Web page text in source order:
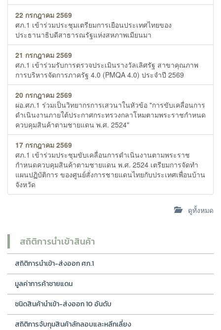
22 กรกฎาคม 2569
ศภ.1 เข้าร่วมประชุมเตรียมการเยือนประเทศไทยของ
ประธานาธิบดีสาธารณรัฐแห่งสหภาพเมียนมา
21 กรกฎาคม 2569
ศภ.1 เข้าร่วมรับการตรวจประเมินรางวัลเลิศรัฐ สาขาคุณภาพ
การบริหารจัดการภาครัฐ 4.0 (PMQA 4.0) ประจำปี 2569
20 กรกฎาคม 2569
ผอ.ศภ.1 ร่วมเป็นวิทยากรการเสวนาในหัวข้อ "การขับเคลื่อนการ
ดำเนินงานภายใต้ประกาศกระทรวงกลาโหมตามพระราชกำหนด
ควบคุมสินค้าตามชายแดน พ.ศ. 2524"
17 กรกฎาคม 2569
ศภ.1 เข้าร่วมประชุมขับเคลื่อนการดำเนินงานตามพระราช
กำหนดควบคุมสินค้าตามชายแดน พ.ศ. 2524 เตรียมการจัดทำ
แผนปฏิบัติการ ของศูนย์สั่งการชายแดนไทยกับประเทศเพื่อนบ้าน
จังหวัด
ดูทั้งหมด
สถิติการนำเข้าสินค้า
สถิติการนำเข้า-ส่งออก ศภ.1
มูลค่าการค้าชายแดน
ชนิดสินค้านำเข้า-ส่งออก 10 อันดับ
สถิติการจับกุมสินค้าลักลอบและหลีกเลี่ยง